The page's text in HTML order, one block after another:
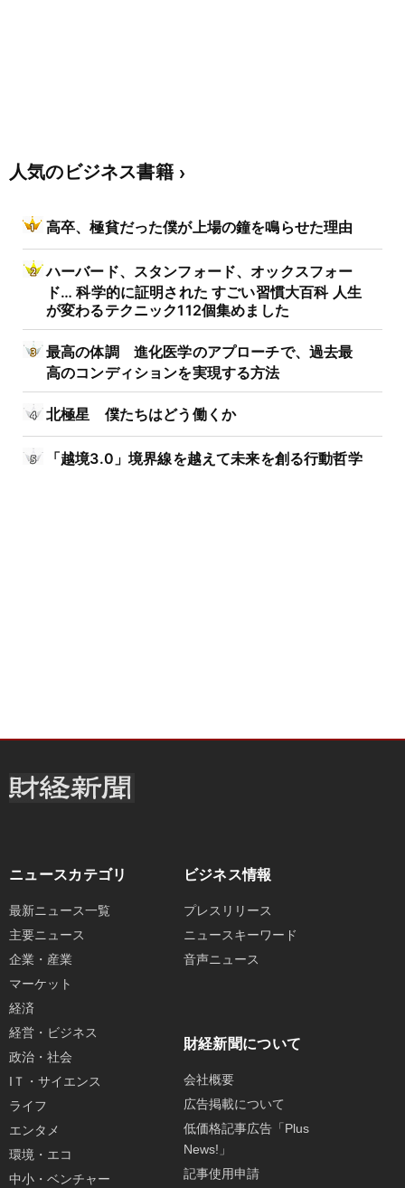
人気のビジネス書籍
高卒、極貧だった僕が上場の鐘を鳴らせた理由
ハーバード、スタンフォード、オックスフォー
ド… 科学的に証明された すごい習慣大百科 人生
が変わるテクニック112個集めました
最高の体調 進化医学のアプローチで、過去最
高のコンディションを実現する方法
北極星 僕たちはどう働くか
「越境3.0」境界線を越えて未来を創る行動哲学
ニュースカテゴリ
最新ニュース一覧
主要ニュース
企業・産業
マーケット
経済
経営・ビジネス
政治・社会
IＴ・サイエンス
ライフ
エンタメ
環境・エコ
中小・ベンチャー
ビジネス情報
プレスリリース
ニュースキーワード
音声ニュース
財経新聞について
会社概要
広告掲載について
低価格記事広告「Plus
News!」
記事使用申請